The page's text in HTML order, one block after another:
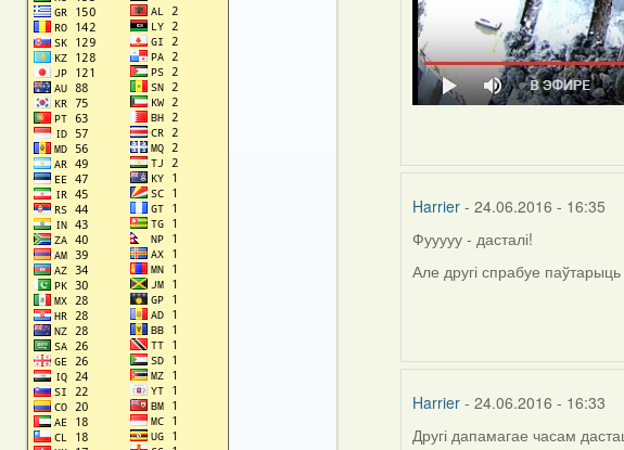
Harrier - 24.06.2016 - 16:35
Фууууу - дасталі!
Але другі спрабуе
Harrier - 24.06.2016 - 16:33
Другі дапамагае часам